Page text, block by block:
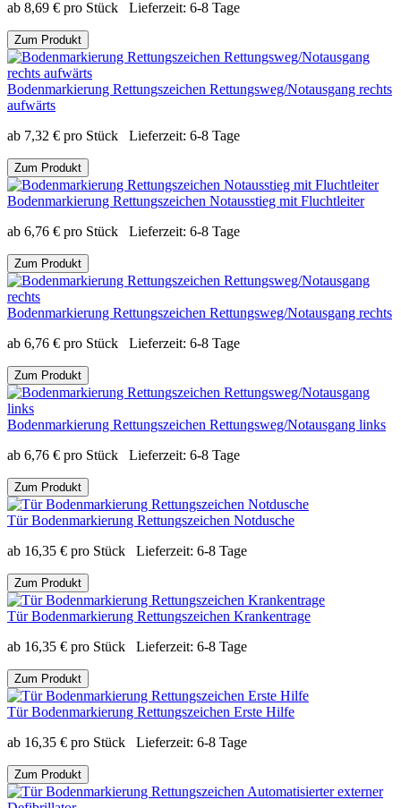
ab 8,69 € pro Stück Lieferzeit: 6-8 Tage
Zum Produkt
Bodenmarkierung Rettungszeichen Rettungsweg/Notausgang rechts
aufwärts
ab 7,32 € pro Stück Lieferzeit: 6-8 Tage
Zum Produkt
Bodenmarkierung Rettungszeichen Notausstieg mit Fluchtleiter
ab 6,76 € pro Stück Lieferzeit: 6-8 Tage
Zum Produkt
Bodenmarkierung Rettungszeichen Rettungsweg/Notausgang rechts
ab 6,76 € pro Stück Lieferzeit: 6-8 Tage
Zum Produkt
Bodenmarkierung Rettungszeichen Rettungsweg/Notausgang links
ab 6,76 € pro Stück Lieferzeit: 6-8 Tage
Zum Produkt
Tür Bodenmarkierung Rettungszeichen Notdusche
ab 16,35 € pro Stück Lieferzeit: 6-8 Tage
Zum Produkt
Tür Bodenmarkierung Rettungszeichen Krankentrage
ab 16,35 € pro Stück Lieferzeit: 6-8 Tage
Zum Produkt
Tür Bodenmarkierung Rettungszeichen Erste Hilfe
ab 16,35 € pro Stück Lieferzeit: 6-8 Tage
Zum Produkt